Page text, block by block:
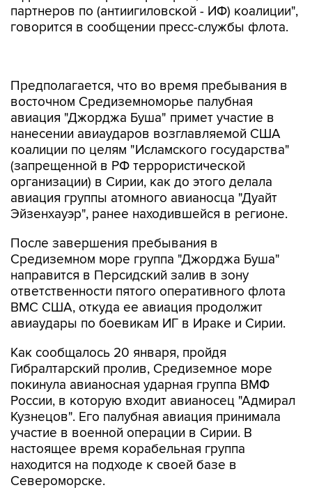
партнеров по (антиигиловской - ИФ) коалиции",
говорится в сообщении пресс-службы флота.
Предполагается, что во время пребывания в
восточном Средиземноморье палубная
авиация "Джорджа Буша" примет участие в
нанесении авиаударов возглавляемой США
коалиции по целям "Исламского государства"
(запрещенной в РФ террористической
организации) в Сирии, как до этого делала
авиация группы атомного авианосца "Дуайт
Эйзенхауэр", ранее находившейся в регионе.
После завершения пребывания в
Средиземном море группа "Джорджа Буша"
направится в Персидский залив в зону
ответственности пятого оперативного флота
ВМС США, откуда ее авиация продолжит
авиаудары по боевикам ИГ в Ираке и Сирии.
Как сообщалось 20 января, пройдя
Гибралтарский пролив, Средиземное море
покинула авианосная ударная группа ВМФ
России, в которую входит авианосец "Адмирал
Кузнецов". Его палубная авиация принимала
участие в военной операции в Сирии. В
настоящее время корабельная группа
находится на подходе к своей базе в
Североморске.